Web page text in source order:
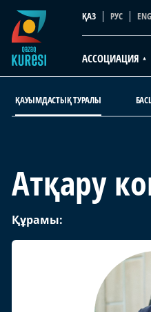
ҚАЗ РУС ENG
АССОЦИАЦИЯ
ҚАУЫМДАСТЫҚ ТУРАЛЫ
Атқару
Құрамы: